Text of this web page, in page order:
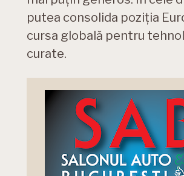
putea consolida poziția
cursa globală pentru
curate.